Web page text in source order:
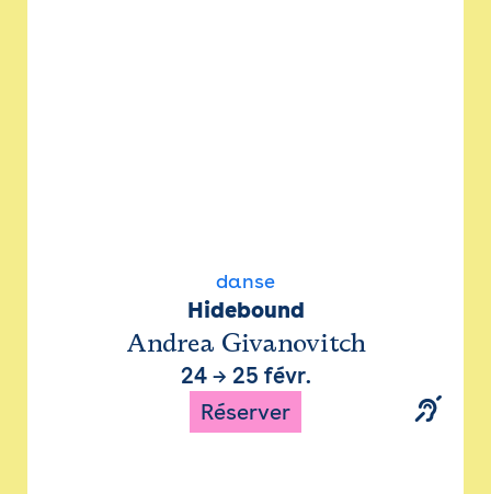
danse
Hidebound
Andrea Givanovitch
24→ 25 févr.
Réserver